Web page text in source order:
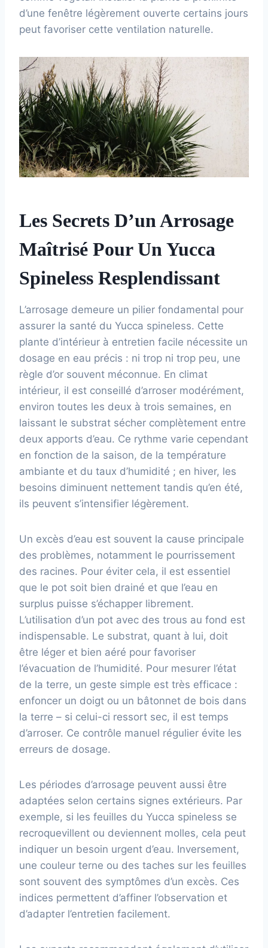
d’une fenêtre légèrement ouverte certains jours
peut favoriser cette ventilation naturelle.
Les Secrets D’un Arrosage
Maîtrisé Pour Un Yucca
Spineless Resplendissant
L’arrosage demeure un pilier fondamental pour
assurer la santé du Yucca spineless. Cette
plante d’intérieur à entretien facile nécessite un
dosage en eau précis : ni trop ni trop peu, une
règle d’or souvent méconnue. En climat
intérieur, il est conseillé d’arroser modérément,
environ toutes les deux à trois semaines, en
laissant le substrat sécher complètement entre
deux apports d’eau. Ce rythme varie cependant
en fonction de la saison, de la température
ambiante et du taux d’humidité ; en hiver, les
besoins diminuent nettement tandis qu’en été,
ils peuvent s’intensifier légèrement.
Un excès d’eau est souvent la cause principale
des problèmes, notamment le pourrissement
des racines. Pour éviter cela, il est essentiel
que le pot soit bien drainé et que l’eau en
surplus puisse s’échapper librement.
L’utilisation d’un pot avec des trous au fond est
indispensable. Le substrat, quant à lui, doit
être léger et bien aéré pour favoriser
l’évacuation de l’humidité. Pour mesurer l’état
de la terre, un geste simple est très efficace :
enfoncer un doigt ou un bâtonnet de bois dans
la terre – si celui-ci ressort sec, il est temps
d’arroser. Ce contrôle manuel régulier évite les
erreurs de dosage.
Les périodes d’arrosage peuvent aussi être
adaptées selon certains signes extérieurs. Par
exemple, si les feuilles du Yucca spineless se
recroquevillent ou deviennent molles, cela peut
indiquer un besoin urgent d’eau. Inversement,
une couleur terne ou des taches sur les feuilles
sont souvent des symptômes d’un excès. Ces
indices permettent d’affiner l’observation et
d’adapter l’entretien facilement.